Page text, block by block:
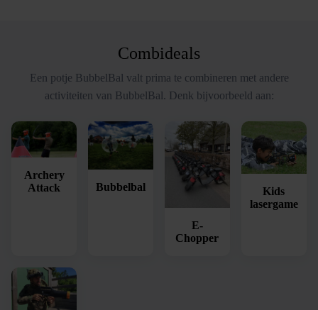
Combideals
Een potje BubbelBal valt prima te combineren met andere
activiteiten van BubbelBal. Denk bijvoorbeeld aan:
Archery
Attack
Bubbelbal
E-
Chopper
Kids
lasergame